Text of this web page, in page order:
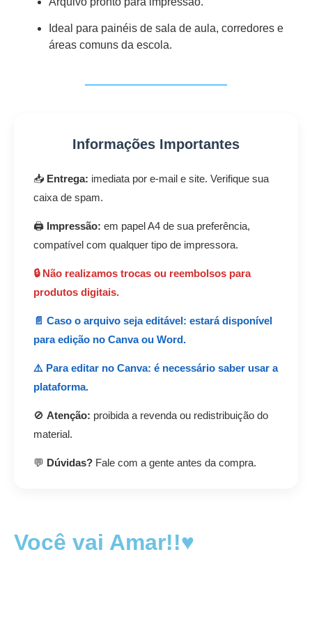
Ideal para painéis de sala de aula, corredores e
áreas comuns da escola.
Informações Importantes
📥 Entrega: imediata por e-mail e site. Verifique sua
caixa de spam.
🖨️ Impressão: em papel A4 de sua preferência,
compatível com qualquer tipo de impressora.
🔒 Não realizamos trocas ou reembolsos para
produtos digitais.
📄 Caso o arquivo seja editável: estará disponível
para edição no Canva ou Word.
⚠️ Para editar no Canva: é necessário saber usar a
plataforma.
🚫 Atenção: proibida a revenda ou redistribuição do
material.
💬 Dúvidas? Fale com a gente antes da compra.
Você vai Amar!!♥